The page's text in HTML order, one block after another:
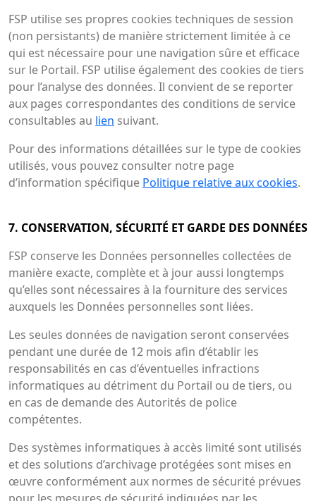
FSP utilise ses propres cookies techniques de session
(non persistants) de manière strictement limitée à ce
qui est nécessaire pour une navigation sûre et efficace
sur le Portail. FSP utilise également des cookies de tiers
pour l’analyse des données. Il convient de se reporter
aux pages correspondantes des conditions de service
consultables au lien suivant.
Pour des informations détaillées sur le type de cookies
utilisés, vous pouvez consulter notre page
d’information spécifique Politique relative aux cookies.
7. CONSERVATION, SÉCURITÉ ET GARDE DES DONNÉES
FSP conserve les Données personnelles collectées de
manière exacte, complète et à jour aussi longtemps
qu’elles sont nécessaires à la fourniture des services
auxquels les Données personnelles sont liées.
Les seules données de navigation seront conservées
pendant une durée de 12 mois afin d’établir les
responsabilités en cas d’éventuelles infractions
informatiques au détriment du Portail ou de tiers, ou
en cas de demande des Autorités de police
compétentes.
Des systèmes informatiques à accès limité sont utilisés
et des solutions d’archivage protégées sont mises en
œuvre conformément aux normes de sécurité prévues